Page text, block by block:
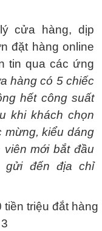
cửa hàng, dịp
đặt hàng online
tin qua các ứng
hàng có 5 chiếc
hết công suất
khi khách chọn
mừng, kiểu dáng
mới bắt đầu
gửi đến địa chỉ